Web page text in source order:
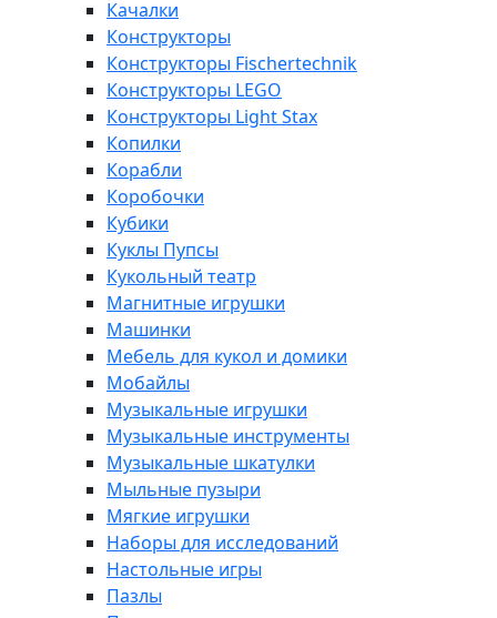
Качалки
Конструкторы
Конструкторы Fisсhertechnik
Конструкторы LEGO
Конструкторы Light Stax
Копилки
Корабли
Коробочки
Кубики
Куклы Пупсы
Кукольный театр
Магнитные игрушки
Машинки
Мебель для кукол и домики
Мобайлы
Музыкальные игрушки
Музыкальные инструменты
Музыкальные шкатулки
Мыльные пузыри
Мягкие игрушки
Наборы для исследований
Настольные игры
Пазлы